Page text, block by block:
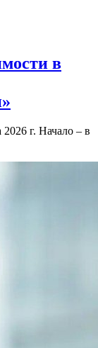
в
г. Начало – в